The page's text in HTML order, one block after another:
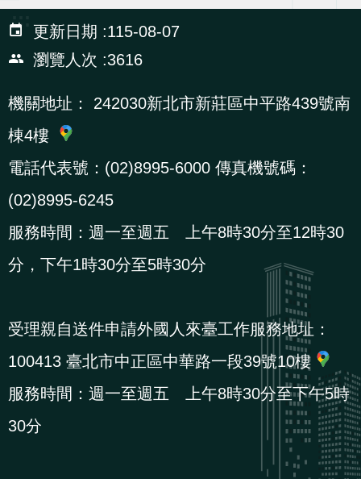
宣
舉
貪
瀆
交
通
位
:::
更新日期
115-08-07
瀏覽人次
3616
機關地址：
242030新北市新莊區中平路439號南
棟4樓
電話代表號：(02)8995-6000 傳真機號碼：
(02)8995-6245
服務時間：週一至週五 上午8時30分至12時30
分，下午1時30分至5時30分
受理親自送件申請外國人來臺工作服務地址：
100413 臺北市中正區中華路一段39號10樓
服務時間：週一至週五 上午8時30分至下午5時
30分